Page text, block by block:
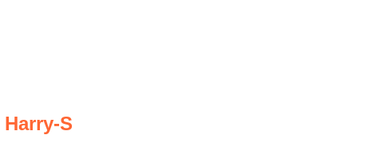
Harry-S